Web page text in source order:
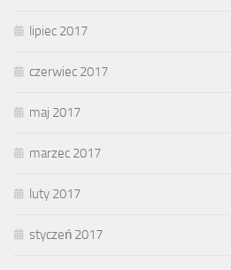
lipiec 2017
czerwiec 2017
maj 2017
marzec 2017
luty 2017
styczeń 2017